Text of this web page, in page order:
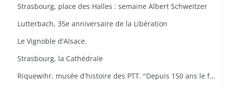
Strasbourg, place des Halles : semaine Albert Schweitzer
Lutterbach, 35e anniversaire de la Libération
Le Vignoble d'Alsace.
Strasbourg, la Cathédrale
Riquewihr, musée d'histoire des PTT. "Depuis 150 ans le facteur de campagne